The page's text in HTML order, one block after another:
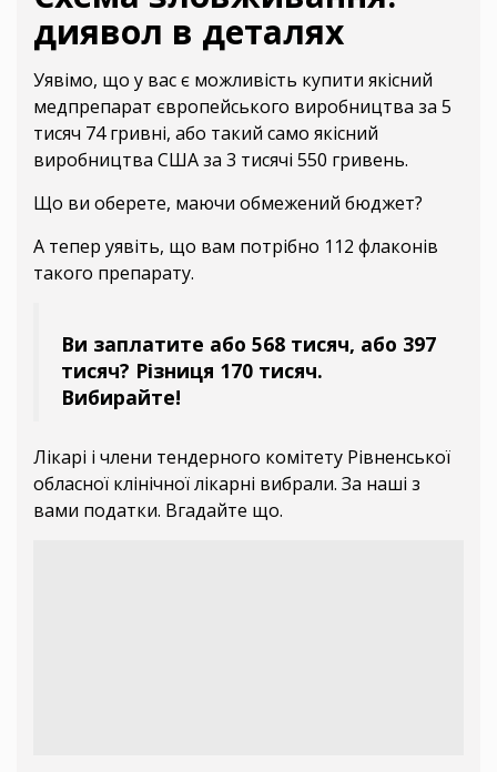
диявол в деталях
Уявімо, що у вас є можливість купити якісний
медпрепарат європейського виробництва за 5
тисяч 74 гривні, або такий само якісний
виробництва США за 3 тисячі 550 гривень.
Що ви оберете, маючи обмежений бюджет?
А тепер уявіть, що вам потрібно 112 флаконів
такого препарату.
Ви заплатите або 568 тисяч, або 397
тисяч? Різниця 170 тисяч.
Вибирайте!
Лікарі і члени тендерного комітету Рівненської
обласної клінічної лікарні вибрали. За наші з
вами податки. Вгадайте що.